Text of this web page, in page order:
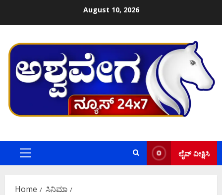
August 10, 2026
Primary
ಲೈವ್ ವೀಕ್ಷಿಸಿ
Home
ಸಿನಿಮಾ